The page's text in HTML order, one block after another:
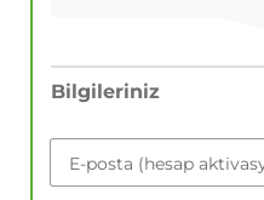
Bilgileriniz
E-posta (hesap